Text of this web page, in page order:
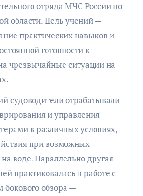
отряда МЧС России по
области. Цель учений —
практических навыков и
готовности к
чрезвычайные ситуации на
судоводители отрабатывали
и управления
в различных условиях,
при возможных
воде. Параллельно другая
практиковалась в работе с
бокового обзора —